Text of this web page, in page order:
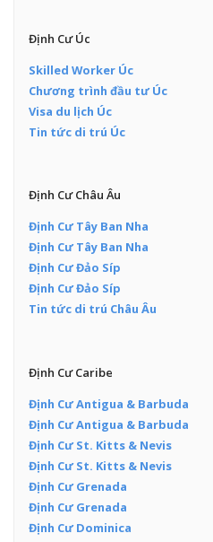
Định Cư Úc
Skilled Worker Úc
Chương trình đầu tư Úc
Visa du lịch Úc
Tin tức di trú Úc
Định Cư Châu Âu
Định Cư Tây Ban Nha
Định Cư Tây Ban Nha
Định Cư Đảo Síp
Định Cư Đảo Síp
Tin tức di trú Châu Âu
Định Cư Caribe
Định Cư Antigua & Barbuda
Định Cư Antigua & Barbuda
Định Cư St. Kitts & Nevis
Định Cư St. Kitts & Nevis
Định Cư Grenada
Định Cư Grenada
Định Cư Dominica